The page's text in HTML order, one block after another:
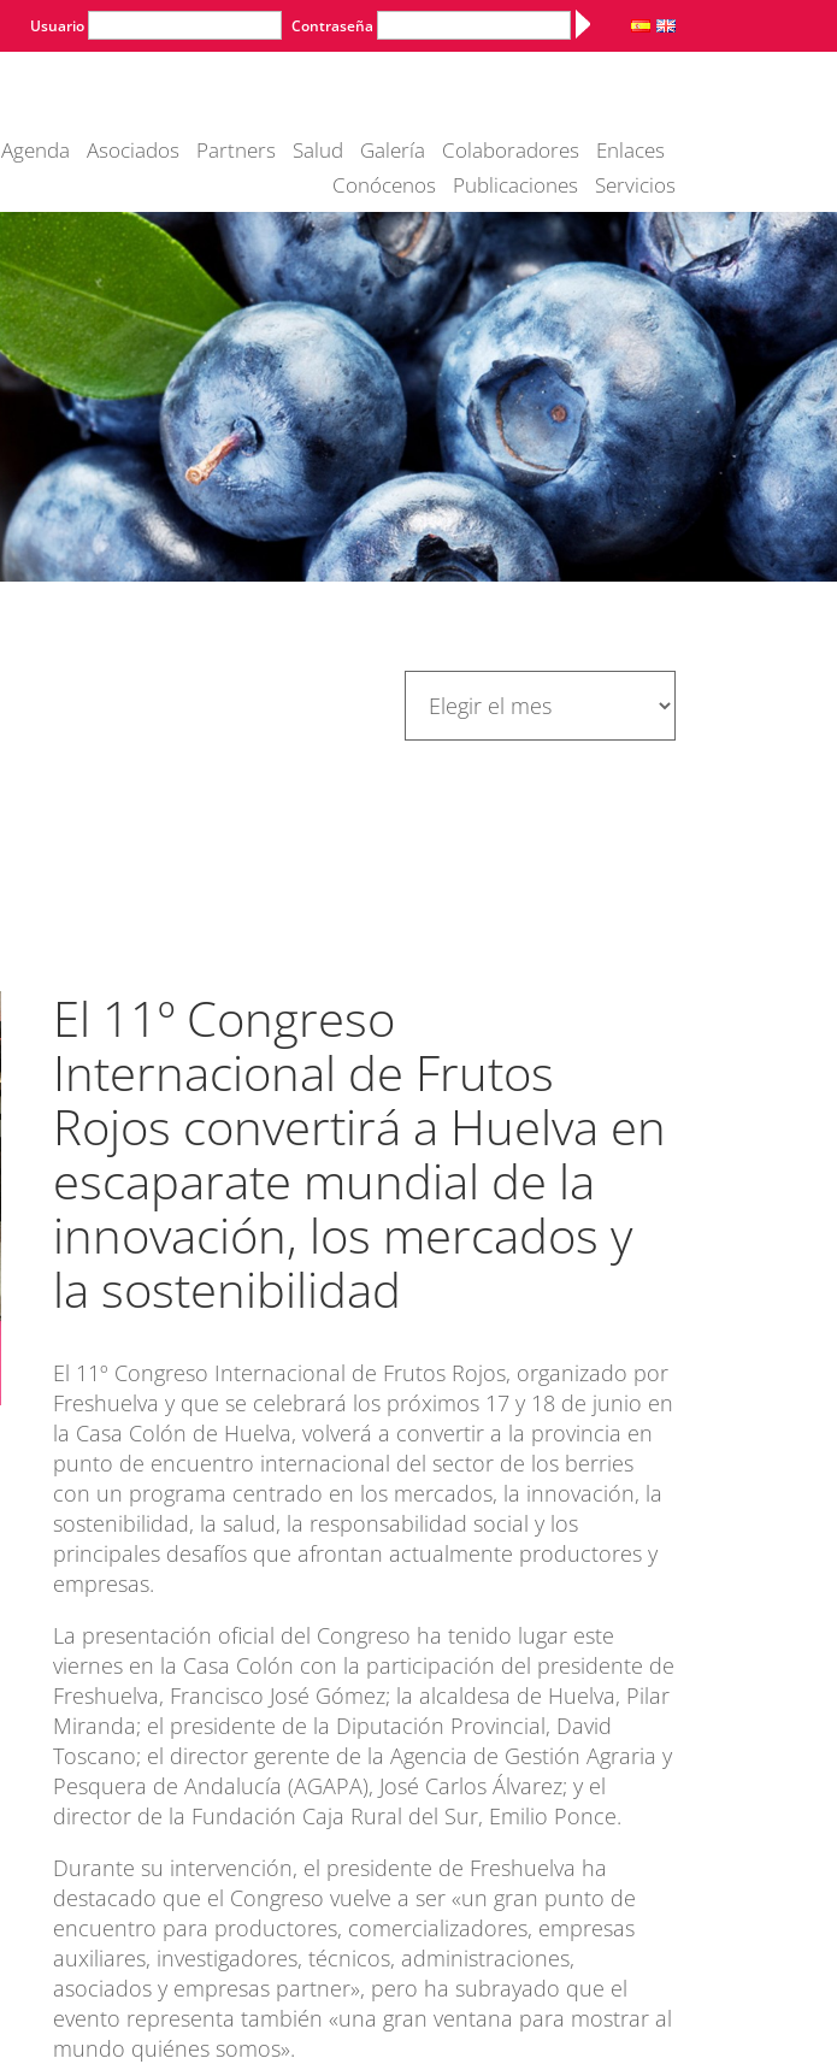
Usuario Contraseña Alternative:
Agenda Asociados Partners Salud Galería Colaboradores
Enlaces
Conócenos
Publicaciones Servicios
El 11º Congreso
Internacional de Frutos
Rojos convertirá a Huelva en
escaparate mundial de la
innovación, los mercados y
la sostenibilidad
El 11º Congreso Internacional de Frutos Rojos, organizado por
Freshuelva y que se celebrará los próximos 17 y 18 de junio en
la Casa Colón de Huelva, volverá a convertir a la provincia en
punto de encuentro internacional del sector de los berries
con un programa centrado en los mercados, la innovación, la
sostenibilidad, la salud, la responsabilidad social y los
principales desafíos que afrontan actualmente productores y
empresas.
La presentación oficial del Congreso ha tenido lugar este
viernes en la Casa Colón con la participación del presidente de
Freshuelva, Francisco José Gómez; la alcaldesa de Huelva, Pilar
Miranda; el presidente de la Diputación Provincial, David
Toscano; el director gerente de la Agencia de Gestión Agraria y
Pesquera de Andalucía (AGAPA), José Carlos Álvarez; y el
director de la Fundación Caja Rural del Sur, Emilio Ponce.
Durante su intervención, el presidente de Freshuelva ha
destacado que el Congreso vuelve a ser «un gran punto de
encuentro para productores, comercializadores, empresas
auxiliares, investigadores, técnicos, administraciones,
asociados y empresas partner», pero ha subrayado que el
evento representa también «una gran ventana para mostrar al
mundo quiénes somos».